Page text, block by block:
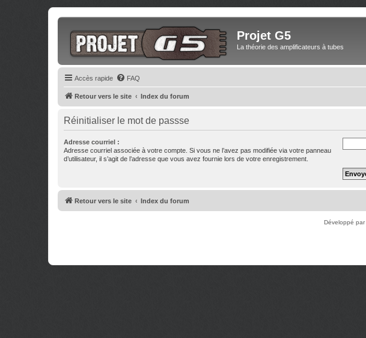
Projet G5
La théorie des amplificateurs à tubes
Accès rapide FAQ
Retour vers le site Index du forum
Réinitialiser le mot de passse
Adresse courriel :
Adresse courriel associée à votre compte. Si vous ne l’avez pas modifiée via votre panneau
d’utilisateur, il s’agit de l’adresse que vous avez fournie lors de votre enregistrement.
Retour vers le site Index du forum
Développé par